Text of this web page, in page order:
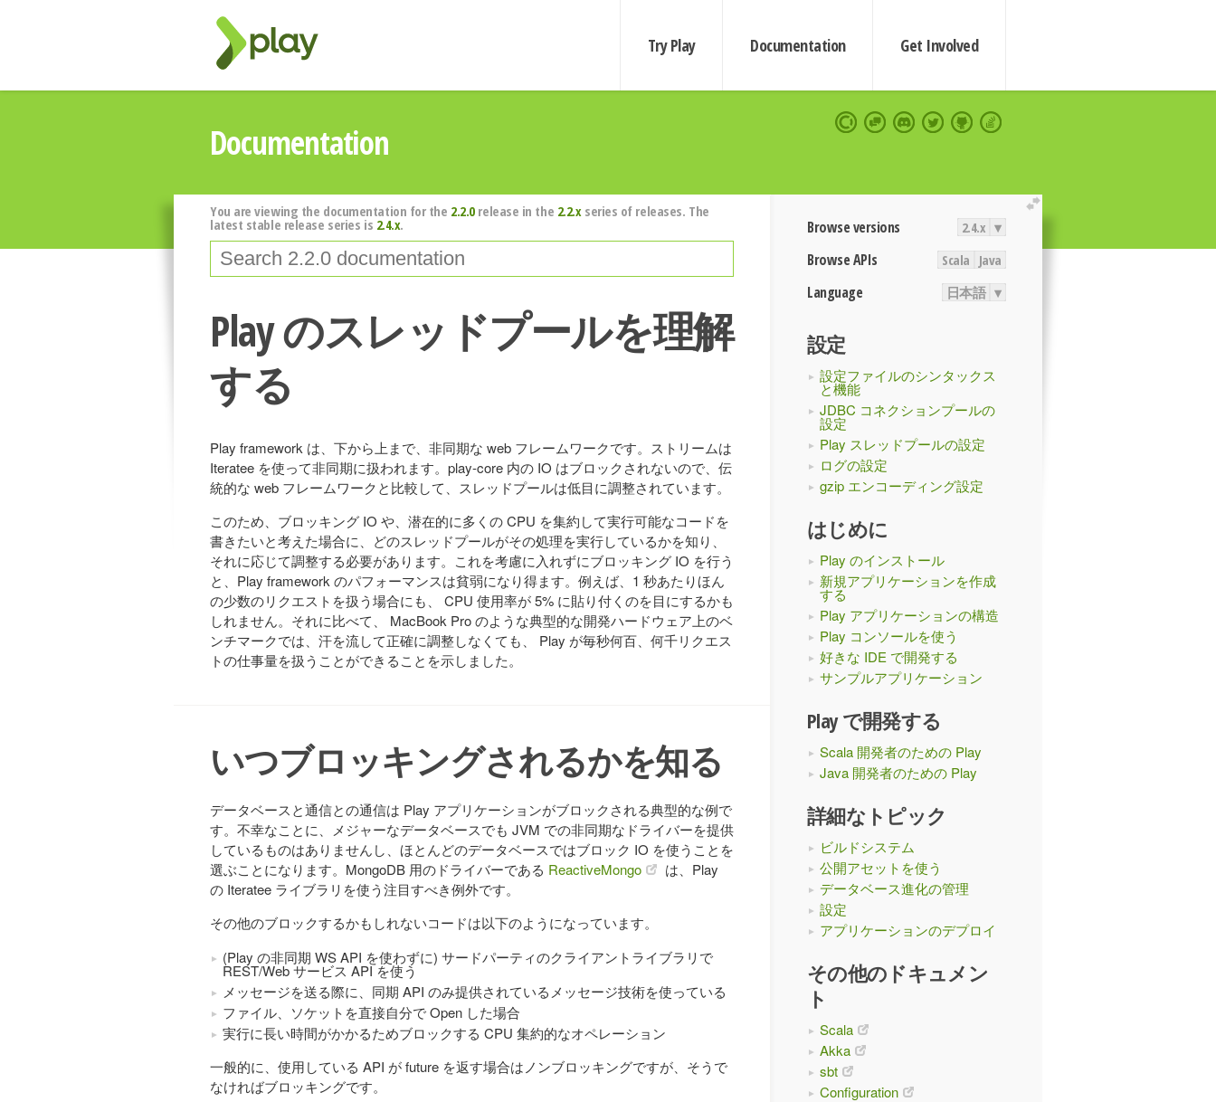
Try Play Documentation Get Involved
Documentation
extend
Browse versions 2.4.x ▾
Browse APIs Scala Java
Language 日本語 ▾
設定
設定ファイルのシンタックス
と機能
JDBC コネクションプールの
設定
Play スレッドプールの設定
ログの設定
gzip エンコーディング設定
はじめに
Play のインストール
新規アプリケーションを作成
する
Play アプリケーションの構造
Play コンソールを使う
好きな IDE で開発する
サンプルアプリケーション
Play で開発する
Scala 開発者のための Play
Java 開発者のための Play
詳細なトピック
ビルドシステム
公開アセットを使う
データベース進化の管理
設定
アプリケーションのデプロイ
その他のドキュメン
ト
Scala
Akka
sbt
Configuration
You are viewing the documentation for the 2.2.0release in the 2.2.xseries of releases. The
latest stable release series is 2.4.x.
Play のスレッドプールを理解
する
Play framework は、下から上まで、非同期な web フレームワークです。ストリームは
Iteratee を使って非同期に扱われます。play-core 内の IO はブロックされないので、伝
統的な web フレームワークと比較して、スレッドプールは低目に調整されています。
このため、ブロッキング IO や、潜在的に多くの CPU を集約して実行可能なコードを
書きたいと考えた場合に、どのスレッドプールがその処理を実行しているかを知り、
それに応じて調整する必要があります。これを考慮に入れずにブロッキング IO を行う
と、Play framework のパフォーマンスは貧弱になり得ます。例えば、1 秒あたりほん
の少数のリクエストを扱う場合にも、 CPU 使用率が 5% に貼り付くのを目にするかも
しれません。それに比べて、 MacBook Pro のような典型的な開発ハードウェア上のベ
ンチマークでは、汗を流して正確に調整しなくても、 Play が毎秒何百、何千リクエス
トの仕事量を扱うことができることを示しました。
いつブロッキングされるかを知る
データベースと通信との通信は Play アプリケーションがブロックされる典型的な例で
す。不幸なことに、メジャーなデータベースでも JVM での非同期なドライバーを提供
しているものはありませんし、ほとんどのデータベースではブロック IO を使うことを
選ぶことになります。MongoDB 用のドライバーである ReactiveMongo
は、Play
の Iteratee ライブラリを使う注目すべき例外です。
その他のブロックするかもしれないコードは以下のようになっています。
(Play の非同期 WS API を使わずに) サードパーティのクライアントライブラリで
REST/Web サービス API を使う
メッセージを送る際に、同期 API のみ提供されているメッセージ技術を使っている
ファイル、ソケットを直接自分で Open した場合
実行に長い時間がかかるためブロックする CPU 集約的なオペレーション
一般的に、使用している API が future を返す場合はノンブロッキングですが、そうで
なければブロッキングです。